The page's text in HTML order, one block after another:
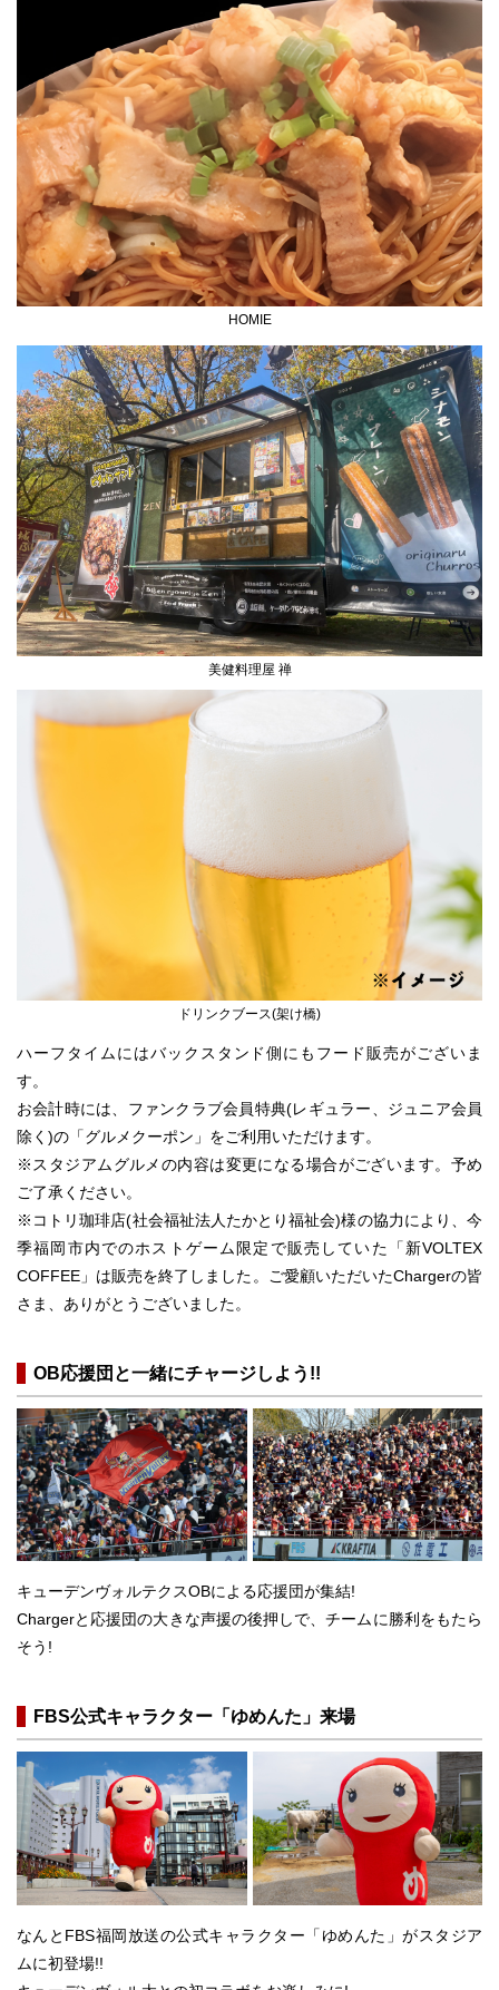
HOMIE
美健料理屋 禅
ドリンクブース(架け橋)
ハーフタイムにはバックスタンド側にもフード販売がございま
す。
お会計時には、ファンクラブ会員特典(レギュラー、ジュニア会員
除く)の「グルメクーポン」をご利用いただけます。
※スタジアムグルメの内容は変更になる場合がございます。予め
ご了承ください。
※コトリ珈琲店(社会福祉法人たかとり福祉会)様の協力により、今
季福岡市内でのホストゲーム限定で販売していた「新VOLTEX
COFFEE」は販売を終了しました。ご愛顧いただいたChargerの皆
さま、ありがとうございました。
OB応援団と一緒にチャージしよう!!
キューデンヴォルテクスOBによる応援団が集結!
Chargerと応援団の大きな声援の後押しで、チームに勝利をもたら
そう!
FBS公式キャラクター「ゆめんた」来場
なんとFBS福岡放送の公式キャラクター「ゆめんた」がスタジア
ムに初登場!!